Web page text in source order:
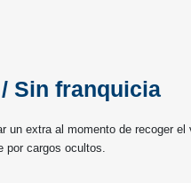
Sin franquicia
un extra al momento de recoger el
por cargos ocultos.